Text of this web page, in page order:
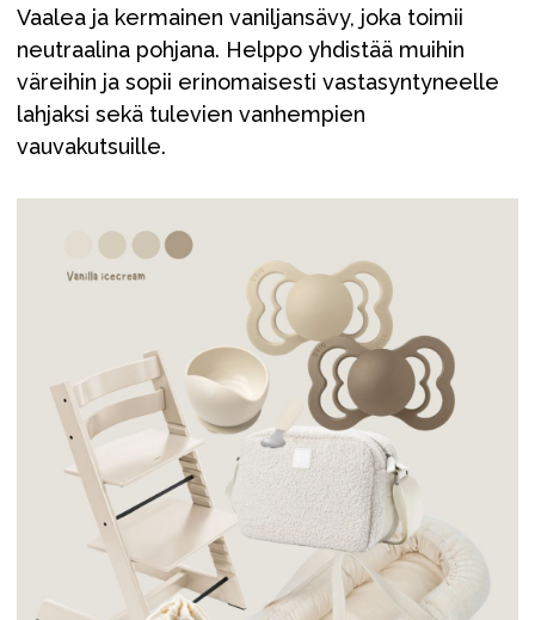
Vaalea ja kermainen vaniljansävy, joka toimii
neutraalina pohjana. Helppo yhdistää muihin
väreihin ja sopii erinomaisesti vastasyntyneelle
lahjaksi sekä tulevien vanhempien
vauvakutsuille.